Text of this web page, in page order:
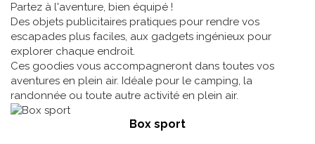
Partez à l'aventure, bien équipé !
Des objets publicitaires pratiques pour rendre vos
escapades plus faciles, aux gadgets ingénieux pour
explorer chaque endroit.
Ces goodies vous accompagneront dans toutes vos
aventures en plein air. Idéale pour le camping, la
randonnée ou toute autre activité en plein air.
Box sport